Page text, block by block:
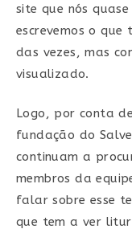
site que nós
escrevemos o que
das vezes, mas
visualizado.
Logo, por conta
fundação do
continuam a
membros da
falar sobre esse
que tem a ver